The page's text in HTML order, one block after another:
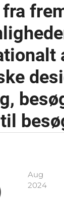
fra
Aug
2024